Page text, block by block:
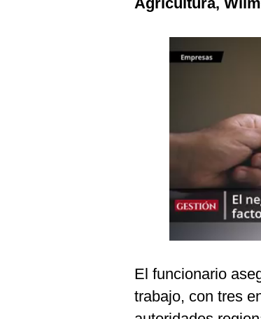
El funcionario
trabajo, con tres